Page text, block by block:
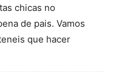
chicas no
de pais. Vamos
que hacer